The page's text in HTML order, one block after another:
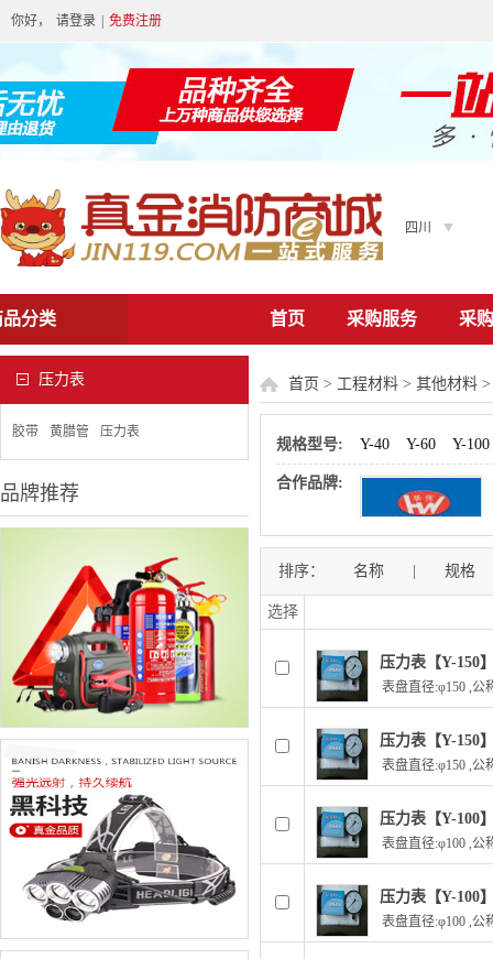
你好， 请登录 免费注册
四川
首页 采购服务 采
分类
压力表
胶带 黄腊管 压力表
品牌推荐
首页 > 工程材料 > 其他材料
规格型号: Y-40 Y-60 Y-100
合作品牌:
排序： 名称 规格
选择
压力表【Y-150
表盘直径:φ150 ,公
压力表【Y-150
表盘直径:φ150 ,公
压力表【Y-100
表盘直径:φ100 ,公
压力表【Y-100
表盘直径:φ100 ,公